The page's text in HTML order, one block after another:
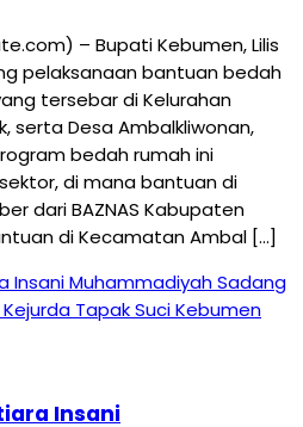
– Bupati Kebumen, Lilis
pelaksanaan bantuan bedah
tersebar di Kelurahan
serta Desa Ambalkliwonan,
bedah rumah ini
di mana bantuan di
dari BAZNAS Kabupaten
di Kecamatan Ambal […]
Insani